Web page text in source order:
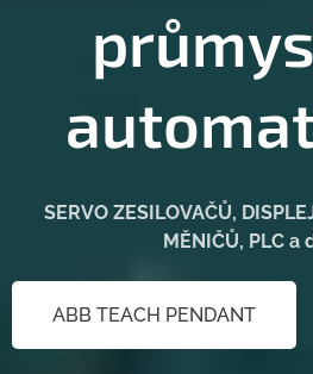
SERVO ZESILOVAČŮ,
MĚNIČŮ, PLC a
ABB TEACH PENDANT